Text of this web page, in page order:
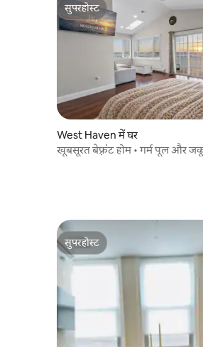
सुपरहोस्ट
सुपरहोस्ट
West Haven में घर
खूबसूरत बेफ़्रंट होम • गर्म पूल और
सुपरहोस्ट
सुपरहोस्ट